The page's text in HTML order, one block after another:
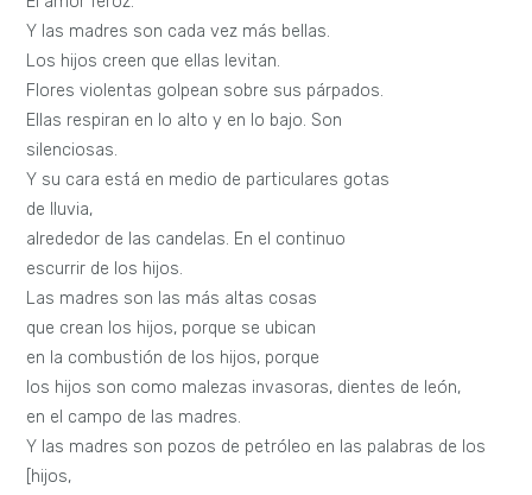
Y las madres son cada vez más bellas.
Los hijos creen que ellas levitan.
Flores violentas golpean sobre sus párpados.
Ellas respiran en lo alto y en lo bajo. Son
silenciosas.
Y su cara está en medio de particulares gotas
de lluvia,
alrededor de las candelas. En el continuo
escurrir de los hijos.
Las madres son las más altas cosas
que crean los hijos, porque se ubican
en la combustión de los hijos, porque
los hijos son como malezas invasoras, dientes de león,
en el campo de las madres.
Y las madres son pozos de petróleo en las palabras de los
[hijos,